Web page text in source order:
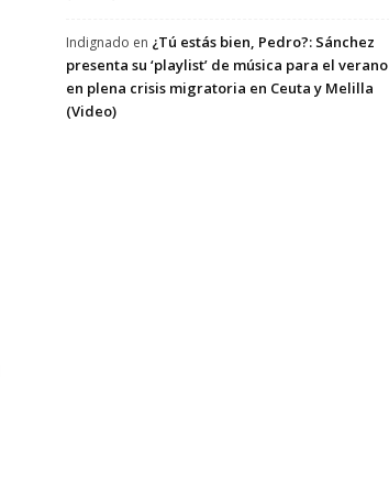
Indignado en ¿Tú estás bien, Pedro?: Sánchez
presenta su ‘playlist’ de música para el verano
en plena crisis migratoria en Ceuta y Melilla
(Video)